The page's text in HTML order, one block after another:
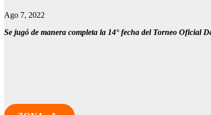
Ago 7, 2022
Se jugó de manera completa la 14° fecha del Torneo Oficial